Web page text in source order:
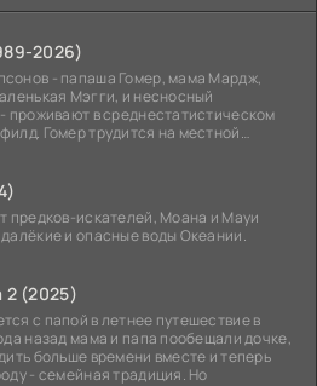
2026)
- папаша Гомер, мама Мардж,
Мэгги, и несносный
проживают в среднестатистическом
Гомер трудится на местной
предков-искателей, Моана и Мауи
и опасные воды Океании.
2 (2025)
с папой в летнее путешествие в
назад мама и папа пообещали дочке,
больше времени вместе и теперь
- семейная традиция. Но